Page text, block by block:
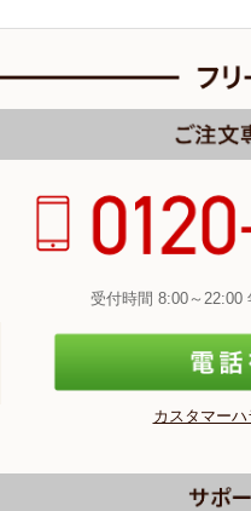
受付時間 8:00～22:00
カスタマー